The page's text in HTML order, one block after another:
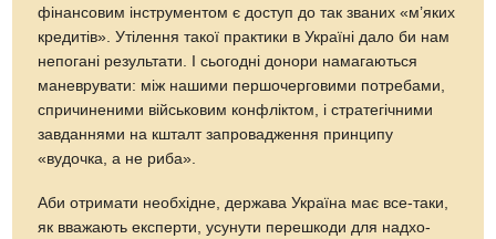
фінансовим інструментом є доступ до так званих «м’яких
кредитів». Утілення такої практики в Україні дало би нам
непогані результати. І сьогодні донори намагаються
маневрувати: між нашими першочерговими потребами,
спричиненими військовим конфліктом, і стратегічними
завданнями на кшталт запровадження принципу
«вудочка, а не риба».
Аби отримати необхідне, держава Україна має все-таки,
як вважають експерти, усунути перешкоди для надхо­